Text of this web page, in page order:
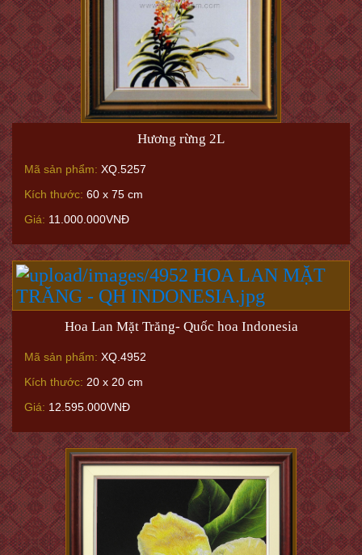
Hương rừng 2L
Mã sản phẩm: XQ.5257
Kích thước: 60 x 75 cm
Giá: 11.000.000VNĐ
Hoa Lan Mặt Trăng- Quốc hoa Indonesia
Mã sản phẩm: XQ.4952
Kích thước: 20 x 20 cm
Giá: 12.595.000VNĐ